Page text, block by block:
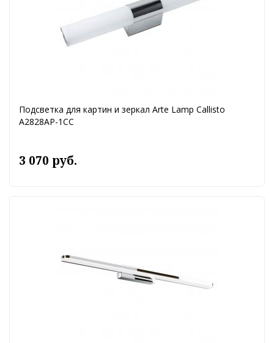
Подсветка для картин и зеркал Arte Lamp Callisto
A2828AP-1CC
3 070 руб.